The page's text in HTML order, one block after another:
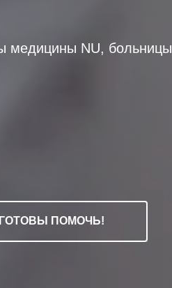
медицины NU, больницы
ПОМОЧЬ!